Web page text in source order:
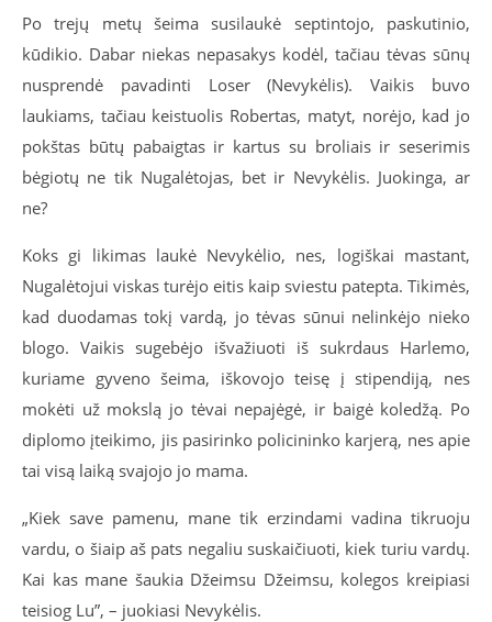
Po trejų metų šeima susilaukė septintojo, paskutinio,
kūdikio. Dabar niekas nepasakys kodėl, tačiau tėvas sūnų
nusprendė pavadinti Loser (Nevykėlis). Vaikis buvo
laukiams, tačiau keistuolis Robertas, matyt, norėjo, kad jo
pokštas būtų pabaigtas ir kartus su broliais ir seserimis
bėgiotų ne tik Nugalėtojas, bet ir Nevykėlis. Juokinga, ar
ne?
Koks gi likimas laukė Nevykėlio, nes, logiškai mastant,
Nugalėtojui viskas turėjo eitis kaip sviestu patepta. Tikimės,
kad duodamas tokį vardą, jo tėvas sūnui nelinkėjo nieko
blogo. Vaikis sugebėjo išvažiuoti iš sukrdaus Harlemo,
kuriame gyveno šeima, iškovojo teisę į stipendiją, nes
mokėti už mokslą jo tėvai nepajėgė, ir baigė koledžą. Po
diplomo įteikimo, jis pasirinko policininko karjerą, nes apie
tai visą laiką svajojo jo mama.
„Kiek save pamenu, mane tik erzindami vadina tikruoju
vardu, o šiaip aš pats negaliu suskaičiuoti, kiek turiu vardų.
Kai kas mane šaukia Džeimsu Džeimsu, kolegos kreipiasi
teisiog Lu”, – juokiasi Nevykėlis.